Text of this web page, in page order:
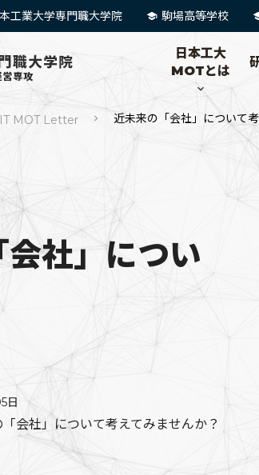
工業大学専門職大学院 駒場高等学校
日本工大
MOTとは
MOT Letter 近未来の「会社」について
社」につい
日
会社」について考えてみませんか？